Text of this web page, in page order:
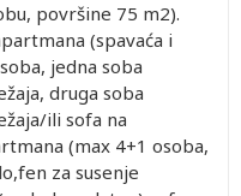
površine 75 m2).
(spavaća i
jedna soba
druga soba
ili sofa na
(max 4+1 osoba,
za susenje